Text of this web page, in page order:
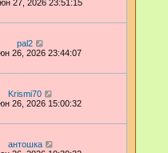
27, 2026 23:51:15
pal2
26, 2026 23:44:07
Krismi70
26, 2026 15:00:32
антошка